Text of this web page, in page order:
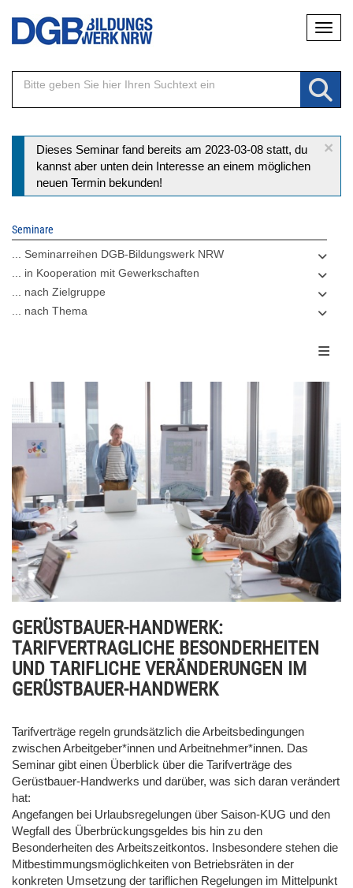
Direkt
Inhalt
×
Statusmeldung
Dieses Seminar fand bereits am 2023-03-08 statt, du
kannst aber unten dein Interesse an einem möglichen
neuen Termin bekunden!
Seminare
... Seminarreihen DGB-Bildungswerk NRW
... in Kooperation mit Gewerkschaften
... nach Zielgruppe
... nach Thema
GERÜSTBAUER-HANDWERK:
TARIFVERTRAGLICHE BESONDERHEITEN
UND TARIFLICHE VERÄNDERUNGEN IM
GERÜSTBAUER-HANDWERK
Tarifverträge regeln grundsätzlich die Arbeitsbedingungen
zwischen Arbeitgeber*innen und Arbeitnehmer*innen. Das
Seminar gibt einen Überblick über die Tarifverträge des
Gerüstbauer-Handwerks und darüber, was sich daran verändert
hat:
Angefangen bei Urlaubsregelungen über Saison-KUG und den
Wegfall des Überbrückungsgeldes bis hin zu den
Besonderheiten des Arbeitszeitkontos. Insbesondere stehen die
Mitbestimmungsmöglichkeiten von Betriebsräten in der
konkreten Umsetzung der tariflichen Regelungen im Mittelpunkt